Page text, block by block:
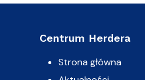
Centrum Herdera
Strona główna